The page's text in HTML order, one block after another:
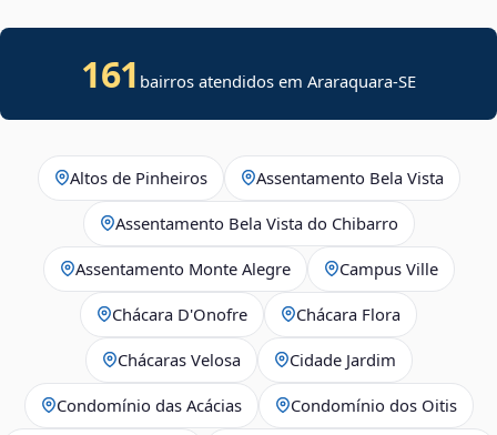
161 bairros atendidos em Araraquara-SE
Altos de Pinheiros Assentamento Bela Vista
Assentamento Bela Vista do Chibarro
Assentamento Monte Alegre Campus Ville
Chácara D'Onofre Chácara Flora
Chácaras Velosa Cidade Jardim
Condomínio das Acácias Condomínio dos Oitis